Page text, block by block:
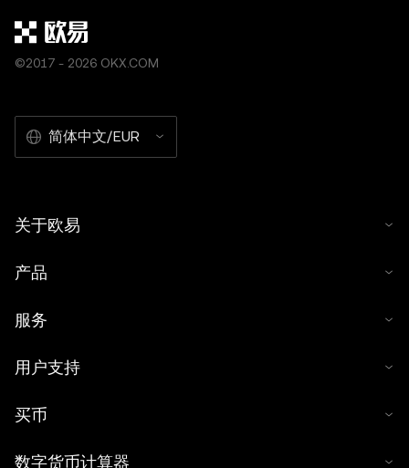
©2017 - 2026 OKX.COM
简体中文/EUR
关于欧易
产品
服务
用户支持
买币
数字货币计算器